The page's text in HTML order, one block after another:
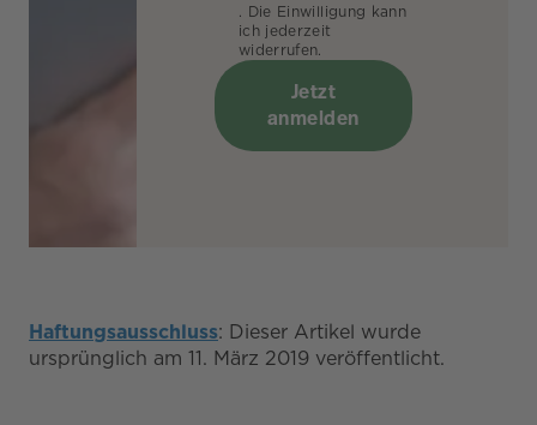
. Die Einwilligung kann
ich jederzeit
widerrufen.
Jetzt
anmelden
Haftungsausschluss: Dieser Artikel wurde
ursprünglich am 11. März 2019 veröffentlicht.